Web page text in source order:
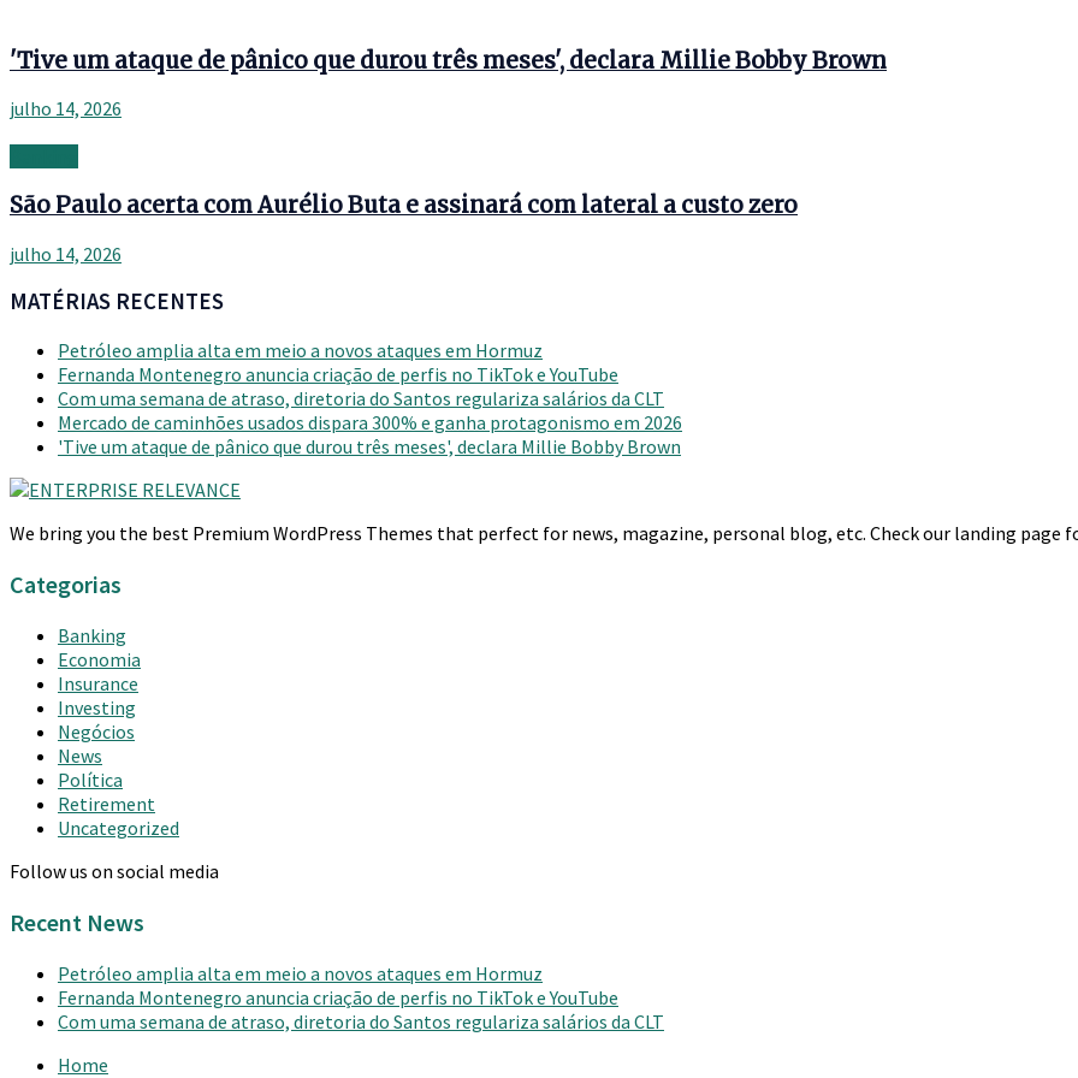
'Tive um ataque de pânico que durou três meses', declara Millie Bobby Brown
julho 14, 2026
São Paulo acerta com Aurélio Buta e assinará com lateral a custo zero
julho 14, 2026
MATÉRIAS RECENTES
Petróleo amplia alta em meio a novos ataques em Hormuz
Fernanda Montenegro anuncia criação de perfis no TikTok e YouTube
Com uma semana de atraso, diretoria do Santos regulariza salários da CLT
Mercado de caminhões usados dispara 300% e ganha protagonismo em 2026
'Tive um ataque de pânico que durou três meses', declara Millie Bobby Brown
We bring you the best Premium WordPress Themes that perfect for news, magazine, personal blog, etc. Check our landing page
Categorias
Banking
Economia
Insurance
Investing
Negócios
News
Política
Retirement
Uncategorized
Follow us on social media
Recent News
Petróleo amplia alta em meio a novos ataques em Hormuz
Fernanda Montenegro anuncia criação de perfis no TikTok e YouTube
Com uma semana de atraso, diretoria do Santos regulariza salários da CLT
Home